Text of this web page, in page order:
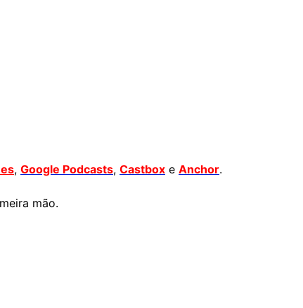
, Google Podcasts, Castbox e Anchor.
mão.